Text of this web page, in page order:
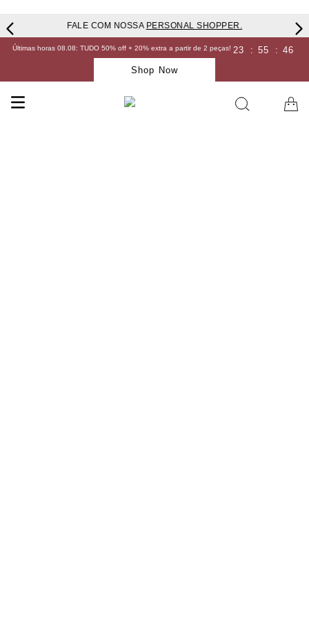
FALE COM NOSSA PERSONAL SHOPPER.
Últimas horas 08.08: TUDO 50% off + 20% extra a partir de 2 peças! 23 : 55 : 46
Shop Now